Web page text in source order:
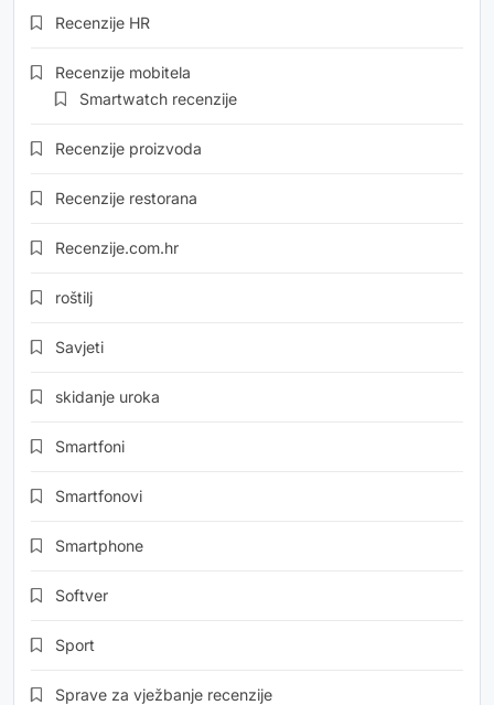
Recenzije HR
Recenzije mobitela
Smartwatch recenzije
Recenzije proizvoda
Recenzije restorana
Recenzije.com.hr
roštilj
Savjeti
skidanje uroka
Smartfoni
Smartfonovi
Smartphone
Softver
Sport
Sprave za vježbanje recenzije